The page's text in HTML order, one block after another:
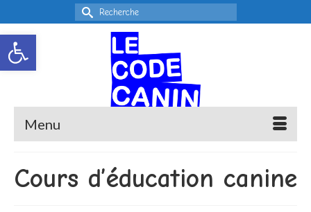
Ouvrir la barre d’outils
Rechercher :
Menu
Cours d’éducation canine